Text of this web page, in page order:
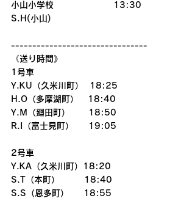
小山小学校　　　　　　　13:30
S.H(小山)
--------------------------------
《送り時間》
1号車
Y.KU（久米川町）  18:25
H.O（多摩湖町）   18:40
Y.M（廻田町）      18:50
R.I（富士見町）　  19:05
2号車
Y.KA（久米川町）18:20
S.T（本町）        18:40
S.S（恩多町）　  18:55